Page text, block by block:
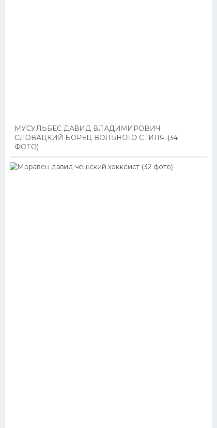
МУСУЛЬБЕС ДАВИД ВЛАДИМИРОВИЧ
СЛОВАЦКИЙ БОРЕЦ ВОЛЬНОГО СТИЛЯ (34
ФОТО)